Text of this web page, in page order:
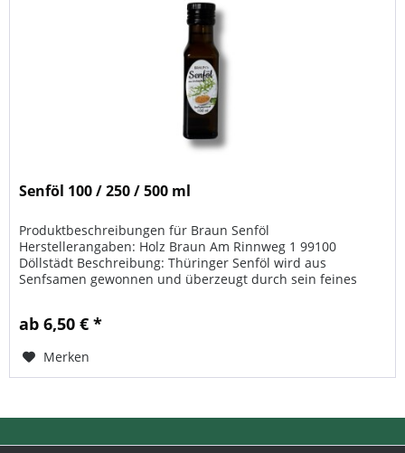
Senföl 100 / 250 / 500 ml
Produktbeschreibungen für Braun Senföl
Herstellerangaben: Holz Braun Am Rinnweg 1 99100
Döllstädt Beschreibung: Thüringer Senföl wird aus
Senfsamen gewonnen und überzeugt durch sein feines
ab 6,50 € *
Merken